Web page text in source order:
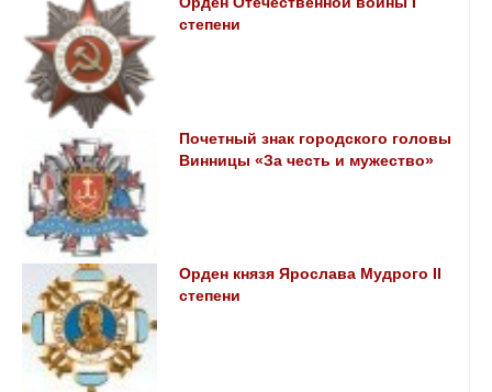
степени
Почетный знак городского головы
Винницы «За честь и мужество»
Орден князя Ярослава Мудрого II
степени